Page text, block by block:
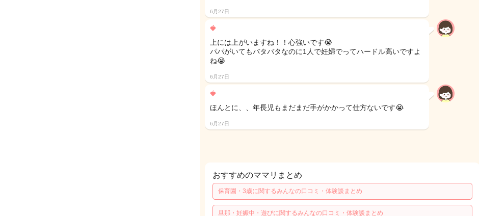
6月27日
🍓
上には上がいますね！！心強いです😭
パパがいてもバタバタなのに1人で妊婦でってハードル高いですよ
ね😭
6月27日
🍓
ほんとに、、年長児もまだまだ手がかかって仕方ないです😭
6月27日
おすすめのママリまとめ
保育園・3歳に関するみんなの口コミ・体験談まとめ
旦那・妊娠中・遊びに関するみんなの口コミ・体験談まとめ